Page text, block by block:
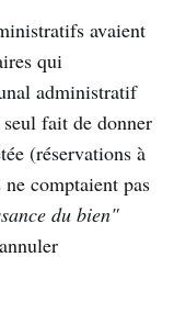
avaient
qui
administratif
fait de donner
(réservations à
comptaient pas
du bien"